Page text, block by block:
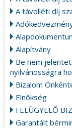
A távolléti díj
Alapítvány
Be nem
nyilvánosságra
Bizalom
Elnökség
FELÜGYELŐ
Garantált